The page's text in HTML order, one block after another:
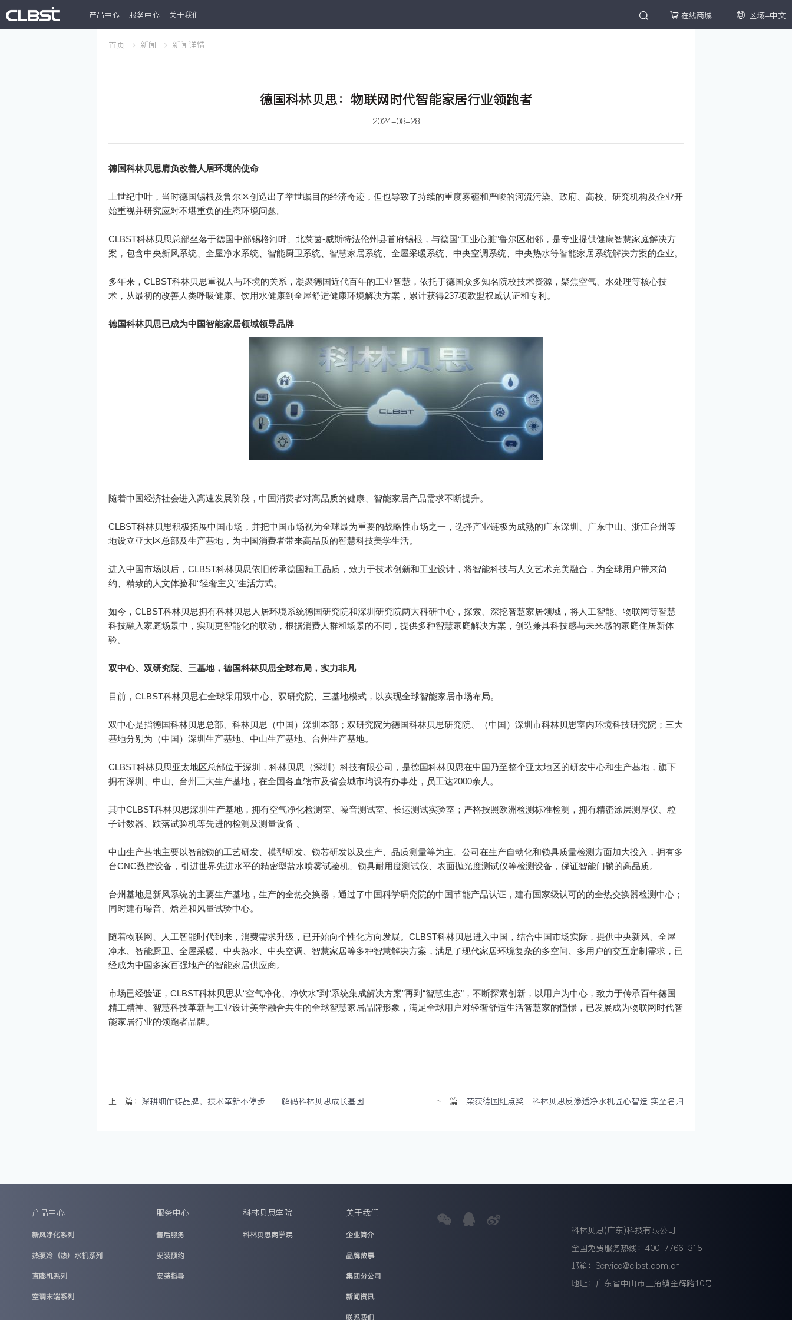
产品中心 服务中心 关于我们 在线商城 区域-中文
首页 新闻 新闻详情
德国科林贝思：物联网时代智能家居行业领跑者
2024-08-28
德国科林贝思肩负改善人居环境的使命
上世纪中叶，当时德国锡根及鲁尔区创造出了举世瞩目的经济奇迹，但也导致了持续的重度雾霾和严峻的河流污染。政府、高校、研究机构及企业开
始重视并研究应对不堪重负的生态环境问题。
CLBST科林贝思总部坐落于德国中部锡格河畔、北莱茵-威斯特法伦州县首府锡根，与德国“工业心脏”鲁尔区相邻，是专业提供健康智慧家庭解决方
案，包含中央新风系统、全屋净水系统、智能厨卫系统、智慧家居系统、全屋采暖系统、中央空调系统、中央热水等智能家居系统解决方案的企业。
多年来，CLBST科林贝思重视人与环境的关系，凝聚德国近代百年的工业智慧，依托于德国众多知名院校技术资源，聚焦空气、水处理等核心技
术，从最初的改善人类呼吸健康、饮用水健康到全屋舒适健康环境解决方案，累计获得237项欧盟权威认证和专利。
德国科林贝思已成为中国智能家居领域领导品牌
随着中国经济社会进入高速发展阶段，中国消费者对高品质的健康、智能家居产品需求不断提升。
CLBST科林贝思积极拓展中国市场，并把中国市场视为全球最为重要的战略性市场之一，选择产业链极为成熟的广东深圳、广东中山、浙江台州等
地设立亚太区总部及生产基地，为中国消费者带来高品质的智慧科技美学生活。
进入中国市场以后，CLBST科林贝思依旧传承德国精工品质，致力于技术创新和工业设计，将智能科技与人文艺术完美融合，为全球用户带来简
约、精致的人文体验和“轻奢主义”生活方式。
如今，CLBST科林贝思拥有科林贝思人居环境系统德国研究院和深圳研究院两大科研中心，探索、深挖智慧家居领域，将人工智能、物联网等智慧
科技融入家庭场景中，实现更智能化的联动，根据消费人群和场景的不同，提供多种智慧家庭解决方案，创造兼具科技感与未来感的家庭住居新体
验。
双中心、双研究院、三基地，德国科林贝思全球布局，实力非凡
目前，CLBST科林贝思在全球采用双中心、双研究院、三基地模式，以实现全球智能家居市场布局。
双中心是指德国科林贝思总部、科林贝思（中国）深圳本部；双研究院为德国科林贝思研究院、（中国）深圳市科林贝思室内环境科技研究院；三大
基地分别为（中国）深圳生产基地、中山生产基地、台州生产基地。
CLBST科林贝思亚太地区总部位于深圳，科林贝思（深圳）科技有限公司，是德国科林贝思在中国乃至整个亚太地区的研发中心和生产基地，旗下
拥有深圳、中山、台州三大生产基地，在全国各直辖市及省会城市均设有办事处，员工达2000余人。
其中CLBST科林贝思深圳生产基地，拥有空气净化检测室、噪音测试室、长运测试实验室；严格按照欧洲检测标准检测，拥有精密涂层测厚仪、粒
子计数器、跌落试验机等先进的检测及测量设备 。
中山生产基地主要以智能锁的工艺研发、模型研发、锁芯研发以及生产、品质测量等为主。公司在生产自动化和锁具质量检测方面加大投入，拥有多
台CNC数控设备，引进世界先进水平的精密型盐水喷雾试验机、锁具耐用度测试仪、表面抛光度测试仪等检测设备，保证智能门锁的高品质。
台州基地是新风系统的主要生产基地，生产的全热交换器，通过了中国科学研究院的中国节能产品认证，建有国家级认可的的全热交换器检测中心；
同时建有噪音、焓差和风量试验中心。
随着物联网、人工智能时代到来，消费需求升级，已开始向个性化方向发展。CLBST科林贝思进入中国，结合中国市场实际，提供中央新风、全屋
净水、智能厨卫、全屋采暖、中央热水、中央空调、智慧家居等多种智慧解决方案，满足了现代家居环境复杂的多空间、多用户的交互定制需求，已
经成为中国多家百强地产的智能家居供应商。
市场已经验证，CLBST科林贝思从“空气净化、净饮水”到“系统集成解决方案”再到“智慧生态”，不断探索创新，以用户为中心，致力于传承百年德国
精工精神、智慧科技革新与工业设计美学融合共生的全球智慧家居品牌形象，满足全球用户对轻奢舒适生活智慧家的憧憬，已发展成为物联网时代智
能家居行业的领跑者品牌。
上一篇： 深耕细作铸品牌，技术革新不停步——解码科林贝思成长基因 下一篇： 荣获德国红点奖！科林贝思反渗透净水机匠心智造 实至名归
产品中心
新风净化系列
热泵冷（热）水机系列
直膨机系列
空调末端系列
服务中心
售后服务
安装预约
安装指导
科林贝思学院
科林贝思商学院
关于我们
企业简介
品牌故事
集团分公司
新闻资讯
联系我们
科林贝思(广东)科技有限公司
全国免费服务热线：400-7766-315
邮箱：Service@clbst.com.cn
地址：广东省中山市三角镇金辉路10号